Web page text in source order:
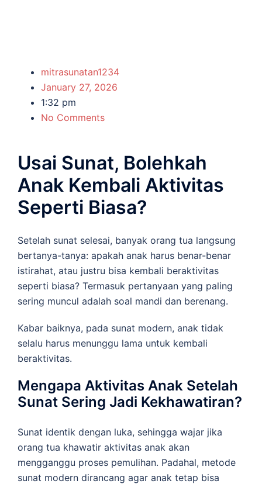
mitrasunatan1234
January 27, 2026
1:32 pm
No Comments
Usai Sunat, Bolehkah
Anak Kembali Aktivitas
Seperti Biasa?
Setelah sunat selesai, banyak orang tua langsung
bertanya-tanya: apakah anak harus benar-benar
istirahat, atau justru bisa kembali beraktivitas
seperti biasa? Termasuk pertanyaan yang paling
sering muncul adalah soal mandi dan berenang.
Kabar baiknya, pada sunat modern, anak tidak
selalu harus menunggu lama untuk kembali
beraktivitas.
Mengapa Aktivitas Anak Setelah
Sunat Sering Jadi Kekhawatiran?
Sunat identik dengan luka, sehingga wajar jika
orang tua khawatir aktivitas anak akan
mengganggu proses pemulihan. Padahal, metode
sunat modern dirancang agar anak tetap bisa